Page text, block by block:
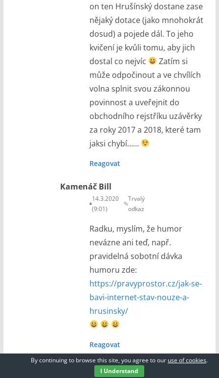
on ten Hrušínský dostane zase
nějaký dotace (jako mnohokrát
dosud) a pojede dál. To jeho
kvičení je kvůli tomu, aby jich
dostal co nejvíc
Zatím si
může odpočinout a ve chvílích
volna splnit svou zákonnou
povinnost a uveřejnit do
obchodního rejstříku uzávěrky
za roky 2017 a 2018, které tam
jaksi chybí……
Reagovat
Kamenáč Bill
14.3.2020
(9:01)
Trvalý
odkaz
Radku, myslím, že humor
nevázne ani teď, např.
pravidelná sobotní dávka
humoru zde:
https://pravyprostor.cz/jak-se-
bavi-internet-stav-nouze-a-
hrusinsky/
Reagovat
Radek Rejšek
By continuing to browse this site, you agree to our use of cookies.
I Understand